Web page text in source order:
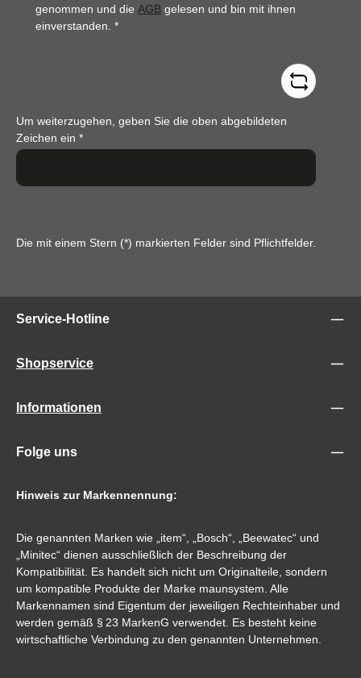
genommen und die AGB gelesen und bin mit ihnen
einverstanden. *
Um weiterzugehen, geben Sie die oben abgebildeten
Zeichen ein *
Die mit einem Stern (*) markierten Felder sind Pflichtfelder.
Service-Hotline
Shopservice
Informationen
Folge uns
Hinweis zur Markennennung:
Die genannten Marken wie „item“, „Bosch“, „Beewatec“ und
„Minitec“ dienen ausschließlich der Beschreibung der
Kompatibilität. Es handelt sich nicht um Originalteile, sondern
um kompatible Produkte der Marke maunsystem. Alle
Markennamen sind Eigentum der jeweiligen Rechteinhaber und
werden gemäß § 23 MarkenG verwendet. Es besteht keine
wirtschaftliche Verbindung zu den genannten Unternehmen.